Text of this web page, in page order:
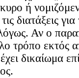
ή
διατάξεις για
Αν ο
τρόπο εκτός
δικαίωμα